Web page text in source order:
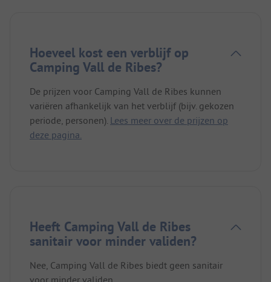
Hoeveel kost een verblijf op
Camping Vall de Ribes?
De prijzen voor Camping Vall de Ribes kunnen
variëren afhankelijk van het verblijf (bijv. gekozen
periode, personen). Lees meer over de prijzen op
deze pagina.
Heeft Camping Vall de Ribes
sanitair voor minder validen?
Nee, Camping Vall de Ribes biedt geen sanitair